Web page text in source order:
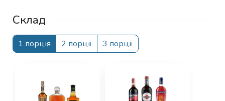
Склад
1 порція 2 порції 3 порції